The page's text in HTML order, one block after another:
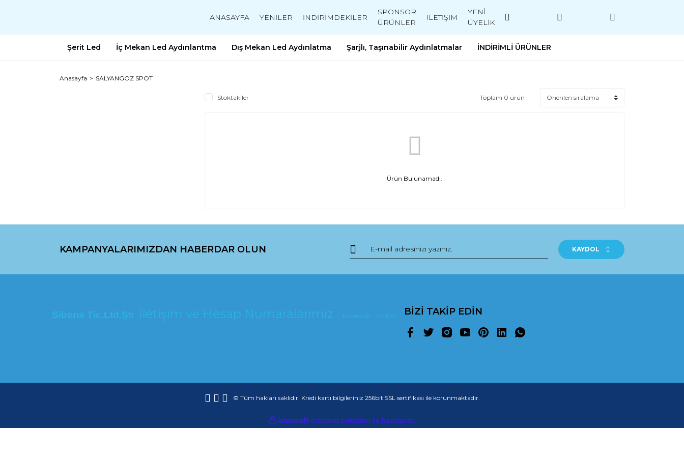
ANASAYFA YENİLER İNDİRİMDEKİLER
SPONSOR
ÜRÜNLER
İLETİŞİM
YENİ
ÜYELİK
Şerit Led İç Mekan Led Aydınlantma Dış Mekan Led Aydınlatma Şarjlı, Taşınabilir Aydınlatmalar İNDİRİMLİ ÜRÜNLER
Anasayfa SALYANGOZ SPOT
Stoktakiler Toplam 0 ürün
Ürün Bulunamadı.
KAMPANYALARIMIZDAN HABERDAR OLUN KAYDOL
Siberia Tic.Ltd.Şti İletişim ve Hesap Numaralarımız Facebook Twitter BİZİ TAKİP EDİN
© Tüm hakları saklıdır. Kredi kartı bilgileriniz 256bit SSL sertifikası ile korunmaktadır.
ideasoft
e-
ticaret
hazırlandı.